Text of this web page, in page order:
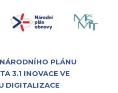
PLÁNU
3.1 INOVACE VE
DIGITALIZACE